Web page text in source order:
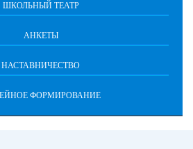
ШКОЛЬНЫЙ ТЕАТР
АНКЕТЫ
НАСТАВНИЧЕСТВО
ФОРМИРОВАНИЕ